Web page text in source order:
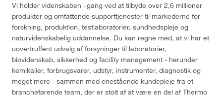
Vi holder videnskaben i gang ved at tilbyde over 2,6 millioner
produkter og omfattende supporttjenester til markederne for
forskning, produktion, testlaboratorier, sundhedspleje og
naturvidenskabelig uddannelse. Du kan regne med, at vi har et
uovertruffent udvalg af forsyninger til laboratorier,
biovidenskab, sikkerhed og facility management - herunder
kemikalier, forbrugsvarer, udstyr, instrumenter, diagnostik og
meget mere - sammen med enestående kundepleje fra et
brancheførende team, der er stolt af at være en del af Thermo